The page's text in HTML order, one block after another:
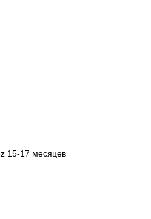
15-17 месяцев